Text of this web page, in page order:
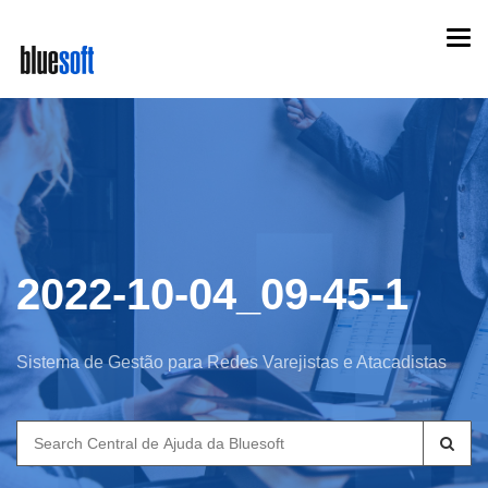
main
content
2022-10-04_09-45-1
Sistema de Gestão para Redes Varejistas e Atacadistas
Search
for: